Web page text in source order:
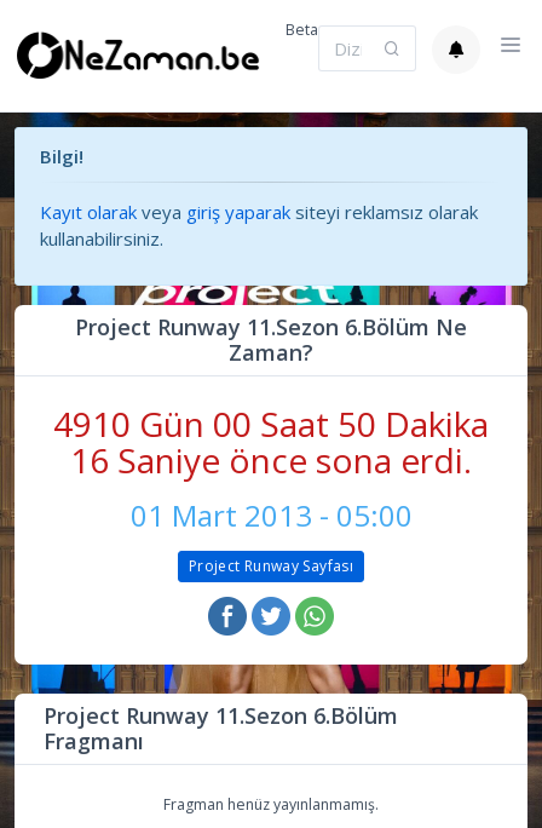
Beta
Bilgi!
Kayıt olarak veya giriş yaparak siteyi reklamsız olarak
kullanabilirsiniz.
Project Runway 11.Sezon 6.Bölüm Ne
Zaman?
4910 Gün 00 Saat 50 Dakika
17 Saniye önce sona erdi.
01 Mart 2013 - 05:00
Project Runway Sayfası
Project Runway 11.Sezon 6.Bölüm
Fragmanı
Fragman henüz yayınlanmamış.